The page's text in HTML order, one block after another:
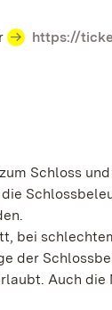
https://
Schloss
bei
der
Auch